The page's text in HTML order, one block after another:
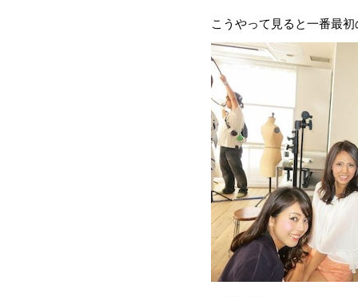
こうやって見ると一番最